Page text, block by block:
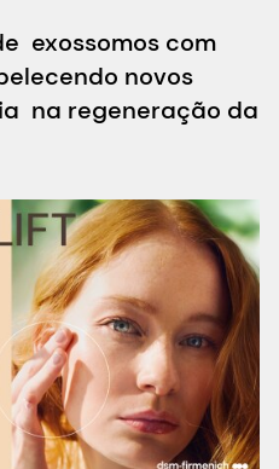
exossomos com
novos
na regeneração da